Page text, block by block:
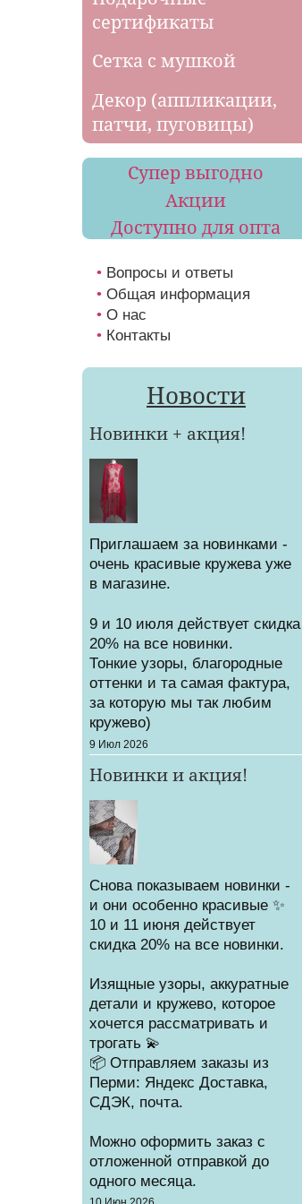
сертификаты
Сетка с мушкой
Декор (аппликации,
патчи, пуговицы)
Супер выгодно
Акции
Доступно для опта
Вопросы и ответы
Общая информация
О нас
Контакты
Новости
Новинки + акция!
Приглашаем за новинками -
очень красивые кружева уже
в магазине.
9 и 10 июля действует скидка
20% на все новинки.
Тонкие узоры, благородные
оттенки и та самая фактура,
за которую мы так любим
кружево)
Создано
9 Июл 2026
Новинки и акция!
Снова показываем новинки -
и они особенно красивые ✨
10 и 11 июня действует
скидка 20% на все новинки.
Изящные узоры, аккуратные
детали и кружево, которое
хочется рассматривать и
трогать 💫
📦 Отправляем заказы из
Перми: Яндекс Доставка,
СДЭК, почта.
Можно оформить заказ с
отложенной отправкой до
одного месяца.